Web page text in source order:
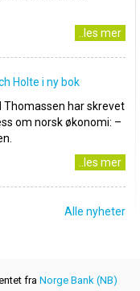
..les mer
Holte i ny bok
Thomassen har skrevet
om norsk økonomi: –
..les mer
Alle nyheter
fra Norge Bank (NB)